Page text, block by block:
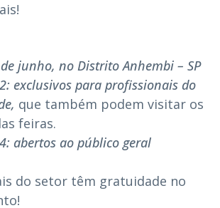
junho, no Distrito Anhembi – SP
exclusivos para profissionais do
que também podem visitar os
feiras.
abertos ao público geral
do setor têm gratuidade no